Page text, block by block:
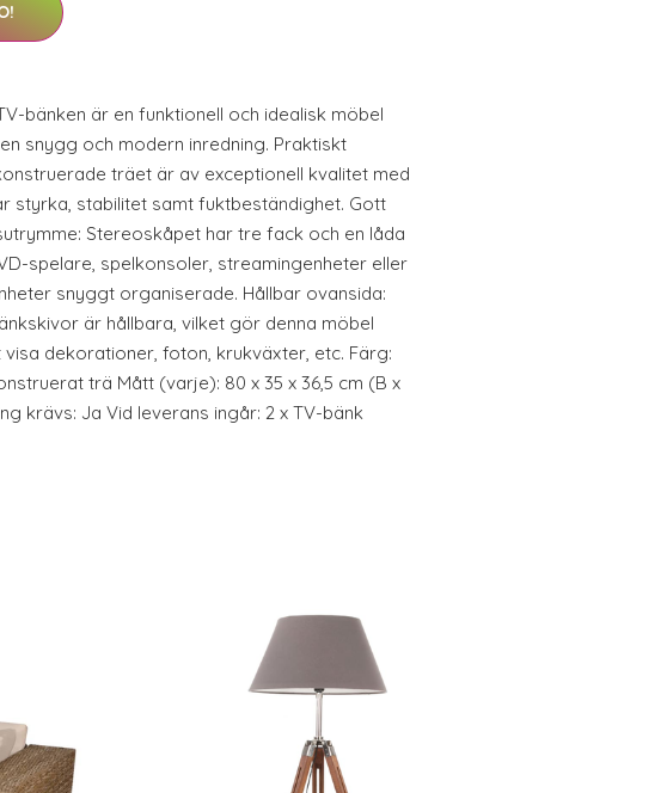
bänken är en funktionell och idealisk möbel
snygg och modern inredning. Praktiskt
träet är av exceptionell kvalitet med
styrka, stabilitet samt fuktbeständighet. Gott
Stereoskåpet har tre fack och en låda
spelare, spelkonsoler, streamingenheter eller
snyggt organiserade. Hållbar ovansida:
är hållbara, vilket gör denna möbel
dekorationer, foton, krukväxter, etc. Färg:
trä Mått (varje): 80 x 35 x 36,5 cm (B x
krävs: Ja Vid leverans ingår: 2 x TV-bänk